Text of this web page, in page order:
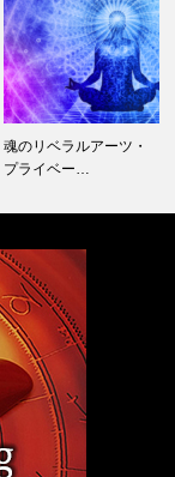
魂のリベラルアーツ・
プライベー…